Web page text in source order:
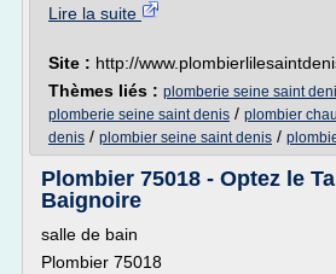
Lire la suite
Site : http://
Thèmes liés : plomberie seine saint
plomberie seine saint denis / plombier
denis / plombier seine saint denis /
Plombier 75018 - Optez le
Baignoire
salle de bain
Plombier 75018